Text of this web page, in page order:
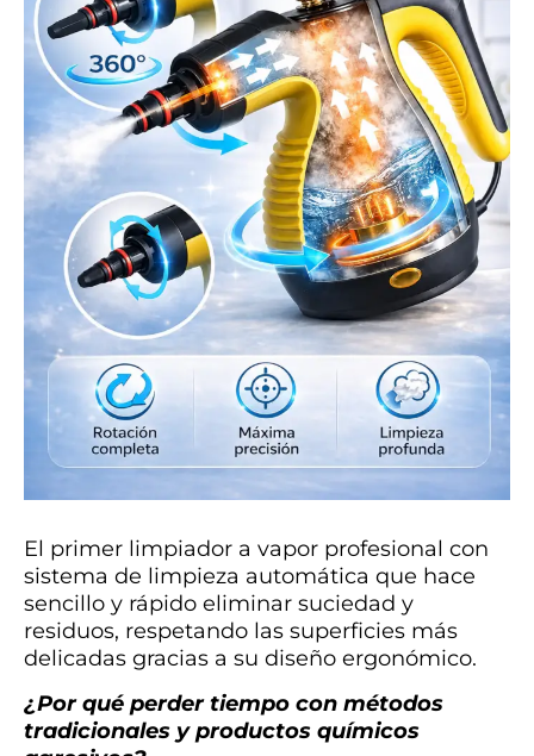
El primer limpiador a vapor profesional con
sistema de limpieza automática que hace
sencillo y rápido eliminar suciedad y
residuos, respetando las superficies más
delicadas gracias a su diseño ergonómico.
¿Por qué perder tiempo con métodos
tradicionales y productos químicos